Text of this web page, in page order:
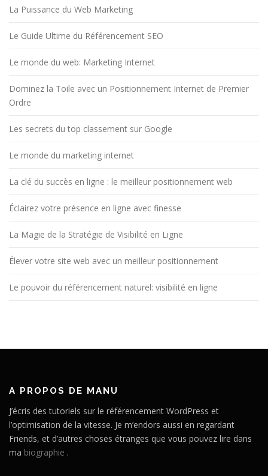
La Puissance du Web Marketing
Le Guide Ultime du Référencement SEO
Le monde du web: Marketing Internet
Dominez la Toile avec un Positionnement Internet de Premier
Ordre
Les secrets du top classement sur Google
Le monde du marketing internet
La clé du succès en ligne : le meilleur positionnement web
Éclairez votre présence en ligne avec finesse
La Magie de la Stratégie de Visibilité en Ligne
Élever votre site web avec un meilleur positionnement
Le pouvoir du référencement naturel: visibilité en ligne
A PROPOS DE MANU
J’écris des tutoriels sur le référencement WordPress et
l’optimisation de la vitesse. Je m’endors aussi en regardant
Friends, et d’autres choses étranges que vous pouvez lire dans
ma biographie .